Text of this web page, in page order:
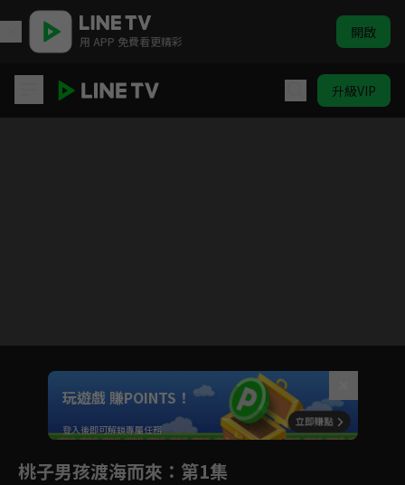
用 APP 免費看更精彩 開啟
升級VIP
Unmute
如有不便請見諒
玩遊戲 賺POINTS！
登入後即可解鎖專屬任務
桃子男孩渡海而來 ：第1集